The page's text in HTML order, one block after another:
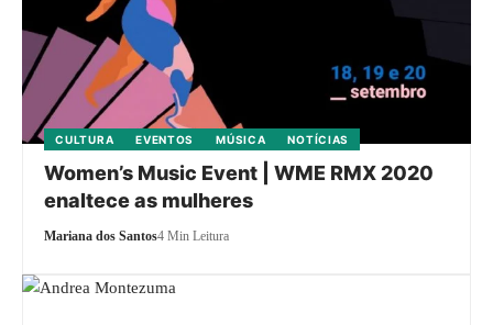
CULTURA EVENTOS MÚSICA NOTÍCIAS
Women’s Music Event | WME RMX 2020
enaltece as mulheres
Mariana dos Santos4 Min Leitura